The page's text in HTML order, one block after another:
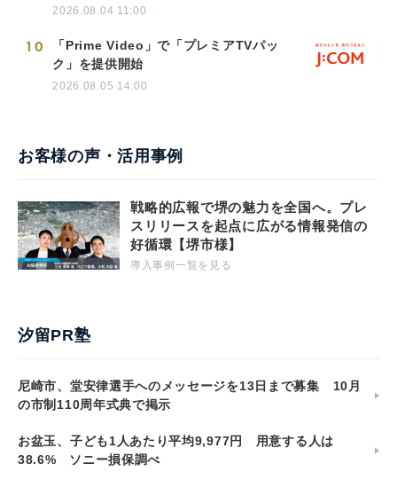
2026.08.04 11:00
10
「Prime Video」で「プレミアTVパッ
ク」を提供開始
2026.08.05 14:00
お客様の声・活用事例
戦略的広報で堺の魅力を全国へ。プレ
スリリースを起点に広がる情報発信の
好循環【堺市様】
導入事例一覧を見る
汐留PR塾
尼崎市、堂安律選手へのメッセージを13日まで募集 10月
の市制110周年式典で掲示
お盆玉、子ども1人あたり平均9,977円 用意する人は
38.6% ソニー損保調べ